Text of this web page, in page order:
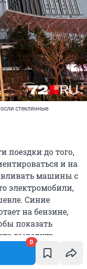
0
стеклянные
поездки до того,
и на
машины с
электромобили,
Синие
на бензине,
показать
выведите
на экран